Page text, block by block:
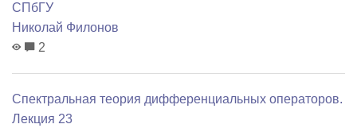
СПбГУ
Николай Филонов
2
Спектральная теория дифференциальных операторов.
Лекция 23